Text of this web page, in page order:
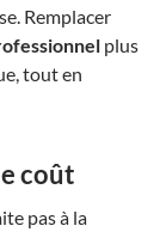
Remplacer
plus
tout en
coût
pas à la